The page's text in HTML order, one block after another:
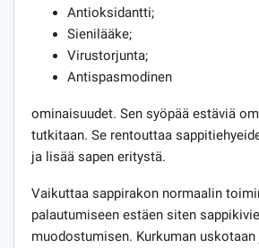
Antioksidantti;
Sienilääke;
Virustorjunta;
Antispasmodinen
ominaisuudet. Sen syöpää estäviä
tutkitaan. Se rentouttaa
ja lisää sapen eritystä.
Vaikuttaa sappirakon normaalin
palautumiseen estäen siten
muodostumisen. Kurkuman